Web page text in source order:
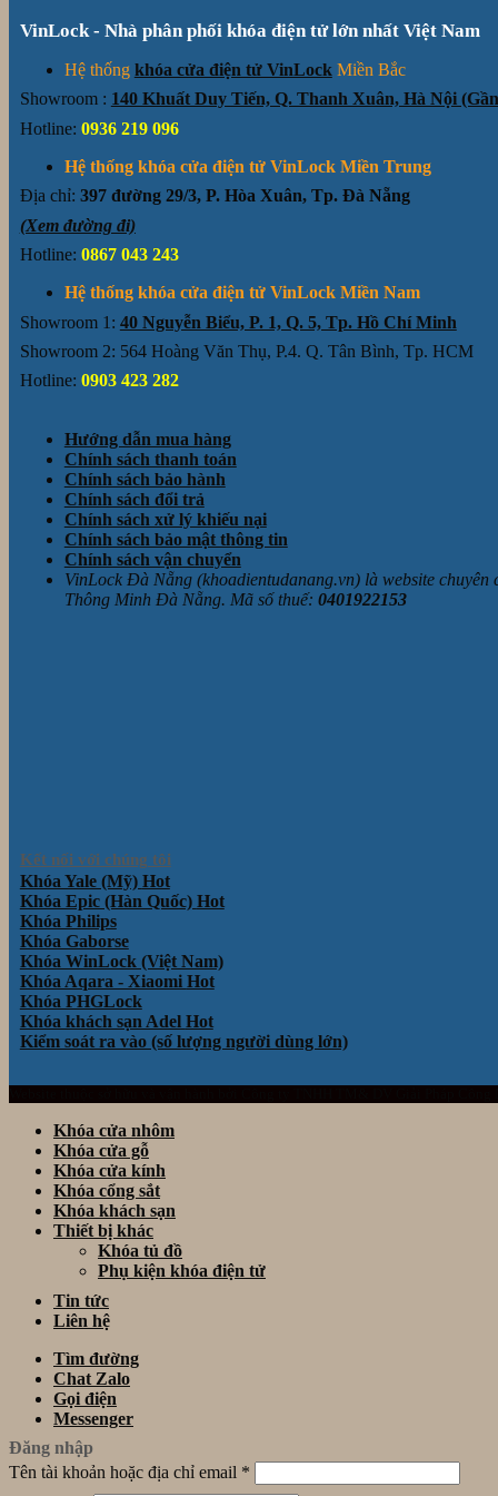
1.150.000₫.
VinLock - Nhà phân phối khóa điện tử lớn nhất Việt Nam
Hệ thống khóa cửa điện tử VinLock Miền Bắc
Showroom : 140 Khuất Duy Tiến, Q. Thanh Xuân, Hà Nội
Hotline: 0936 219 096
Hệ thống khóa cửa điện tử VinLock Miền Trung
Địa chỉ: 397 đường 29/3, P. Hòa Xuân, Tp. Đà Nẵng
(Xem đường đi)
Hotline: 0867 043 243
Hệ thống khóa cửa điện tử VinLock Miền Nam
Showroom 1: 40 Nguyễn Biểu, P. 1, Q. 5, Tp. Hồ Chí Minh
Showroom 2: 564 Hoàng Văn Thụ, P.4. Q. Tân Bình, Tp. HCM
Hotline: 0903 423 282
Hướng dẫn mua hàng
Chính sách thanh toán
Chính sách bảo hành
Chính sách đổi trả
Chính sách xử lý khiếu nại
Chính sách bảo mật thông tin
Chính sách vận chuyển
VinLock Đà Nẵng (khoadientudanang.vn) là website
Thông Minh Đà Nẵng. Mã số thuế: 0401922153
Kết nối với chúng tôi
Khóa Yale (Mỹ)
Khóa Epic (Hàn Quốc)
Khóa Philips
Khóa Gaborse
Khóa WinLock (Việt Nam)
Khóa Aqara - Xiaomi
Khóa PHGLock
Khóa khách sạn Adel
Kiểm soát ra vào (số lượng người dùng lớn)
Khóa cửa nhôm
Khóa cửa gỗ
Khóa cửa kính
Khóa cổng sắt
Khóa khách sạn
Thiết bị khác
Khóa tủ đồ
Phụ kiện khóa điện tử
Tin tức
Liên hệ
Tìm đường
Chat Zalo
Gọi điện
Messenger
Đăng nhập
Tên tài khoản hoặc địa chỉ email *